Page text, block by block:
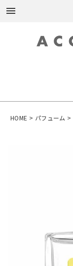
menu
HOME パフューム